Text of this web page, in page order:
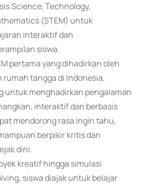
Science, Technology,
(STEM) untuk
interaktif dan
siswa.
pertama yang dihadirkan oleh
tangga di Indonesia,
untuk menghadirkan pengalaman
interaktif dan berbasis
mendorong rasa ingin tahu,
berpikir kritis dan
dini.
kreatif hingga simulasi
siswa diajak untuk belajar